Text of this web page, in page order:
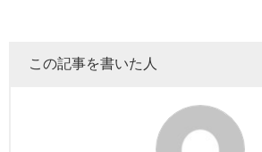
祝勝会
「那須川天心VSヒカキン」です。
この記事を書いた人